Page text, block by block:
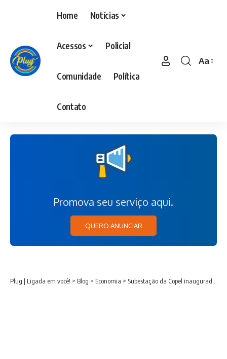
Home Notícias
Acessos Policial
Comunidade Política
Contato
Aa
Promova seu serviço aqui.
QUERO ANUNCIAR
Plug | Ligada em você! > Blog > Economia > Subestação da Copel inaugurada em Maringá traz mais eficiência ao fornecimento de energia